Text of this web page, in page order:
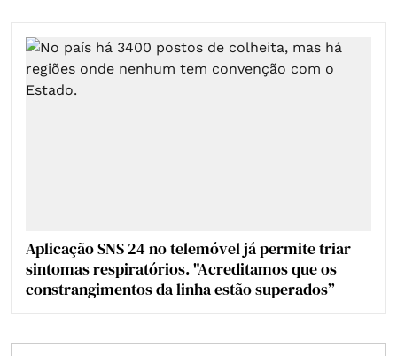
Aplicação SNS 24 no telemóvel já permite triar
sintomas respiratórios. "Acreditamos que os
constrangimentos da linha estão superados”